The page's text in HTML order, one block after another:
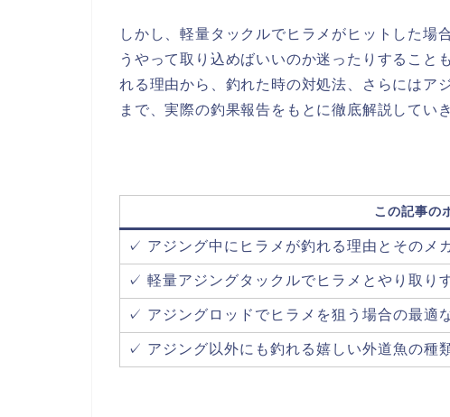
しかし、軽量タックルでヒラメがヒットした場
うやって取り込めばいいのか迷ったりすること
れる理由から、釣れた時の対処法、さらにはア
まで、実際の釣果報告をもとに徹底解説してい
この記事の
✓ アジング中にヒラメが釣れる理由とそのメ
✓ 軽量アジングタックルでヒラメとやり取り
✓ アジングロッドでヒラメを狙う場合の最適
✓ アジング以外にも釣れる嬉しい外道魚の種